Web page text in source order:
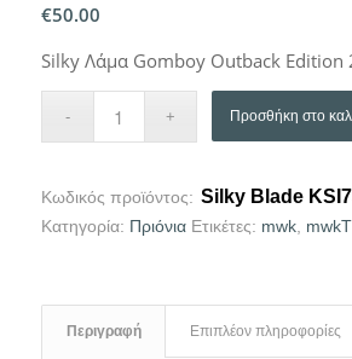
€50.00
Silky Λάμα Gomboy Outback Edition
Προσθήκη στο
Κωδικός προϊόντος: Silky Blade
Κατηγορία: Πριόνια Ετικέτες: mwk,
Περιγραφή Επιπλέον πληροφορίες